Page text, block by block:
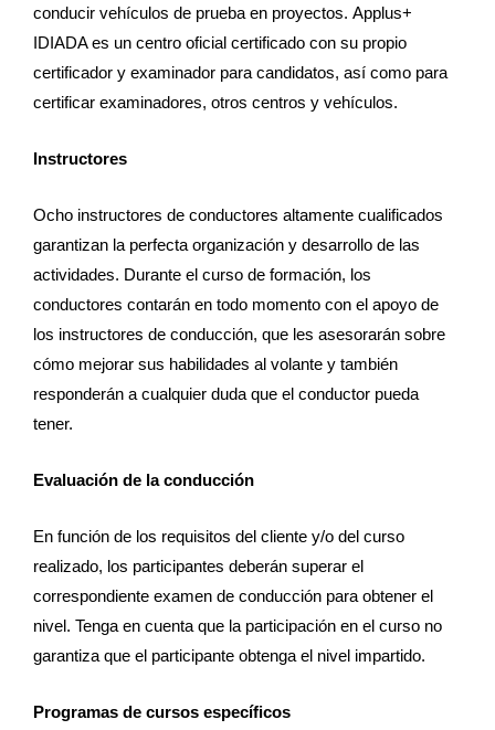
conducir vehículos de prueba en proyectos. Applus+
IDIADA es un centro oficial certificado con su propio
certificador y examinador para candidatos, así como para
certificar examinadores, otros centros y vehículos.
Instructores
Ocho instructores de conductores altamente cualificados
garantizan la perfecta organización y desarrollo de las
actividades. Durante el curso de formación, los
conductores contarán en todo momento con el apoyo de
los instructores de conducción, que les asesorarán sobre
cómo mejorar sus habilidades al volante y también
responderán a cualquier duda que el conductor pueda
tener.
Evaluación de la conducción
En función de los requisitos del cliente y/o del curso
realizado, los participantes deberán superar el
correspondiente examen de conducción para obtener el
nivel. Tenga en cuenta que la participación en el curso no
garantiza que el participante obtenga el nivel impartido.
Programas de cursos específicos